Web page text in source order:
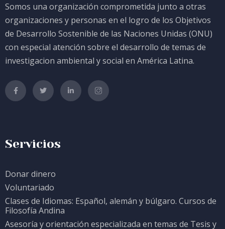
Somos una organización comprometida junto a otras
organizaciones y personas en el logro de los Objetivos
de Desarrollo Sostenible de las Naciones Unidas (ONU)
con especial atención sobre el desarrollo de temas de
investigacion ambiental y social en América Latina.
Servicios
Donar dinero
Voluntariado
Clases de Idiomas: Español, alemán y búlgaro. Cursos de
Filosofía Andina
Asesoría y orientación especializada en temas de Tesis y